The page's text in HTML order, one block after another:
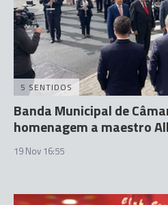
5 SENTIDOS
Banda Municipal de
homenagem a maestro
19 Nov 16:55